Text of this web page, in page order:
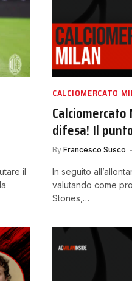
il
CALCIOMERCATO
difesa! Il
By Francesco Susco
In seguito
valutando come
Stones,…